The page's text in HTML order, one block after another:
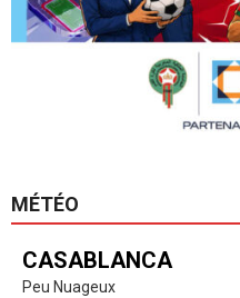
MÉTÉO
CASABLANCA
Peu Nuageux